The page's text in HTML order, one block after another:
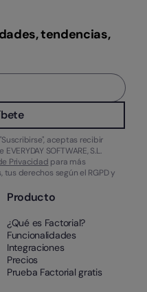
tendencias,
aceptas recibir
SOFTWARE, S.L.
Privacidad para más
derechos según el RGPD y
Producto
¿Qué es Factorial?
Funcionalidades
Integraciones
Precios
Prueba Factorial gratis